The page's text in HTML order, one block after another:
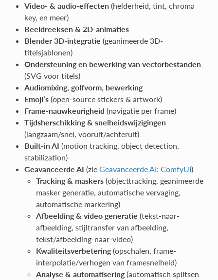
Video- & audio-effecten(helderheid, tint, chroma
key, en meer)
Beeldreeksen & 2D-animaties
Blender 3D-integratie (geanimeerde 3D-
titelsjablonen)
Ondersteuning en bewerking van vectorbestanden
(SVG voor titels)
Audiomixing, golfvorm, bewerking
Emoji’s(open-source stickers & artwork)
Frame-nauwkeurigheid (navigatie per frame)
Tijdsherschikking & snelheidswijzigingen
(langzaam/snel, vooruit/achteruit)
Built-in AI (motion tracking, object detection,
stabilization)
Geavanceerde AI (zie Geavanceerde AI: ComfyUI)
Tracking & maskers(objecttracking, geanimeerde
masker generatie, automatische vervaging,
automatische markering)
Afbeelding & video generatie (tekst-naar-
afbeelding, stijltransfer van afbeelding,
tekst/afbeelding-naar-video)
Kwaliteitsverbetering(opschalen, frame-
interpolatie/verhogen van framesnelheid)
Analyse & automatisering(automatisch splitsen